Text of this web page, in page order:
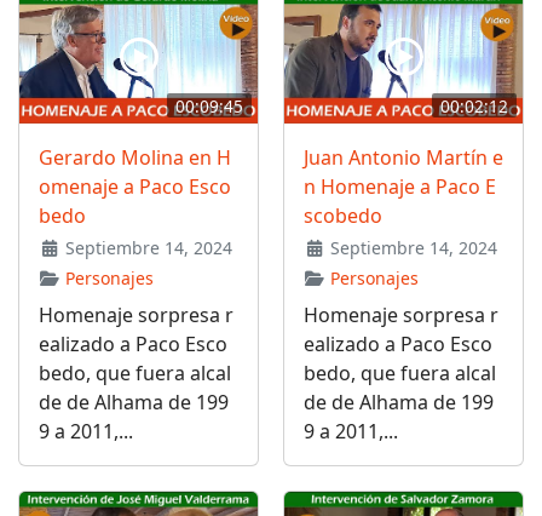
00:09:45
Gerardo Molina en H
omenaje a Paco Esco
bedo
Septiembre 14, 2024
Personajes
Homenaje sorpresa r
ealizado a Paco Esco
bedo, que fuera alcal
de de Alhama de 199
9 a 2011,...
00:02:12
Juan Antonio Martín e
n Homenaje a Paco E
scobedo
Septiembre 14, 2024
Personajes
Homenaje sorpresa r
ealizado a Paco Esco
bedo, que fuera alcal
de de Alhama de 199
9 a 2011,...